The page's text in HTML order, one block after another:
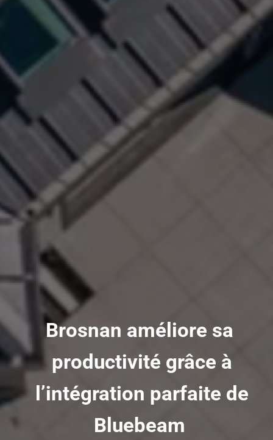
Brosnan améliore sa
productivité grâce à
l’intégration parfaite de
Bluebeam